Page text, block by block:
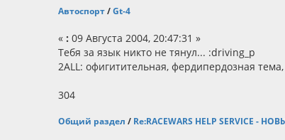
Автоспорт /Gt-4
«: 09 Августа 2004, 20:47:31 »
Тебя за язык никто не тянул... :driving_p
2ALL: офигитительная, фердипердозная
304
Общий раздел / Re:RACEWARS HELP SERVICE -